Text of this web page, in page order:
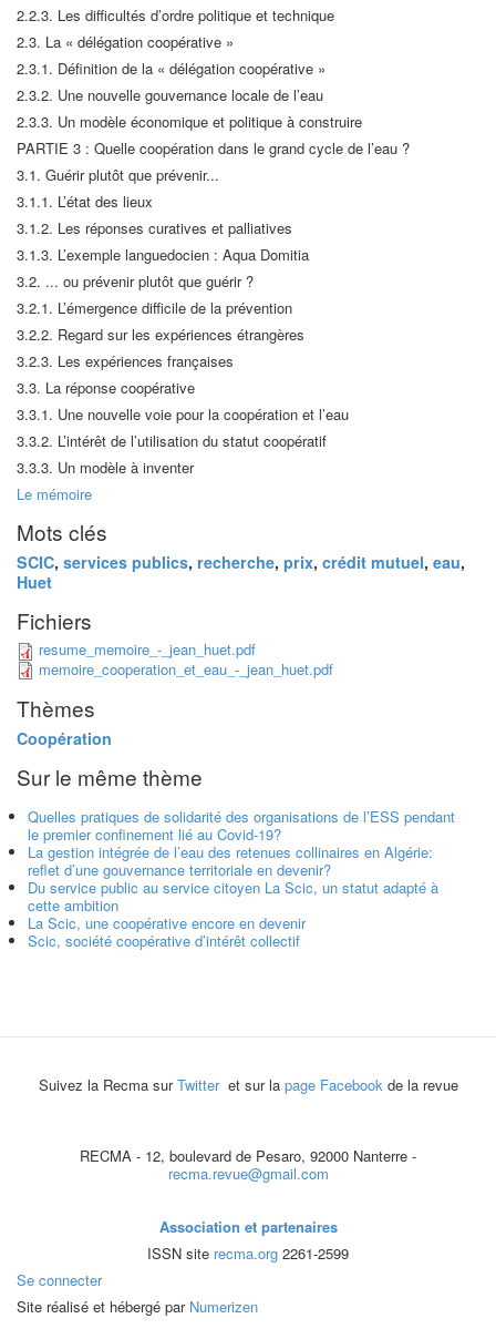
2.2.3. Les difficultés d’ordre politique et technique
2.3. La « délégation coopérative »
2.3.1. Définition de la « délégation coopérative »
2.3.2. Une nouvelle gouvernance locale de l’eau
2.3.3. Un modèle économique et politique à construire
PARTIE 3 : Quelle coopération dans le grand cycle de l’eau ?
3.1. Guérir plutôt que prévenir...
3.1.1. L’état des lieux
3.1.2. Les réponses curatives et palliatives
3.1.3. L’exemple languedocien : Aqua Domitia
3.2. ... ou prévenir plutôt que guérir ?
3.2.1. L’émergence difficile de la prévention
3.2.2. Regard sur les expériences étrangères
3.2.3. Les expériences françaises
3.3. La réponse coopérative
3.3.1. Une nouvelle voie pour la coopération et l’eau
3.3.2. L’intérêt de l’utilisation du statut coopératif
3.3.3. Un modèle à inventer
Le mémoire
Mots clés
SCIC, services publics, recherche, prix, crédit mutuel, eau,
Huet
Fichiers
resume_memoire_-_jean_huet.pdf
memoire_cooperation_et_eau_-_jean_huet.pdf
Thèmes
Coopération
Sur le même thème
Quelles pratiques de solidarité des organisations de l’ESS pendant
le premier confinement lié au Covid-19?
La gestion intégrée de l’eau des retenues collinaires en Algérie:
reflet d’une gouvernance territoriale en devenir?
Du service public au service citoyen La Scic, un statut adapté à
cette ambition
La Scic, une coopérative encore en devenir
Scic, société coopérative d’intérêt collectif
Suivez la Recma surTwitter et sur la page Facebookde la revue
RECMA - 12, boulevard de Pesaro, 92000 Nanterre -
recma.revue@gmail.com
Association et partenaires
ISSN site recma.org 2261-2599
Se connecter
Site réalisé et hébergé par Numerizen